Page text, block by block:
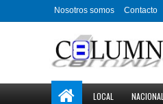
Nosotros somos Contacto
LOCAL NACIONAL